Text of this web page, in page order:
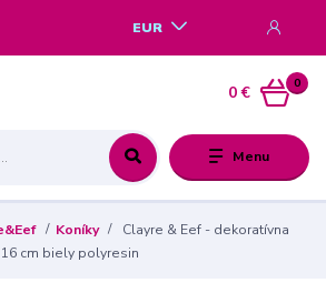
Menu
EUR
0
0 €
Koníky
Clayre & Eef - dekoratívna
cm biely polyresin